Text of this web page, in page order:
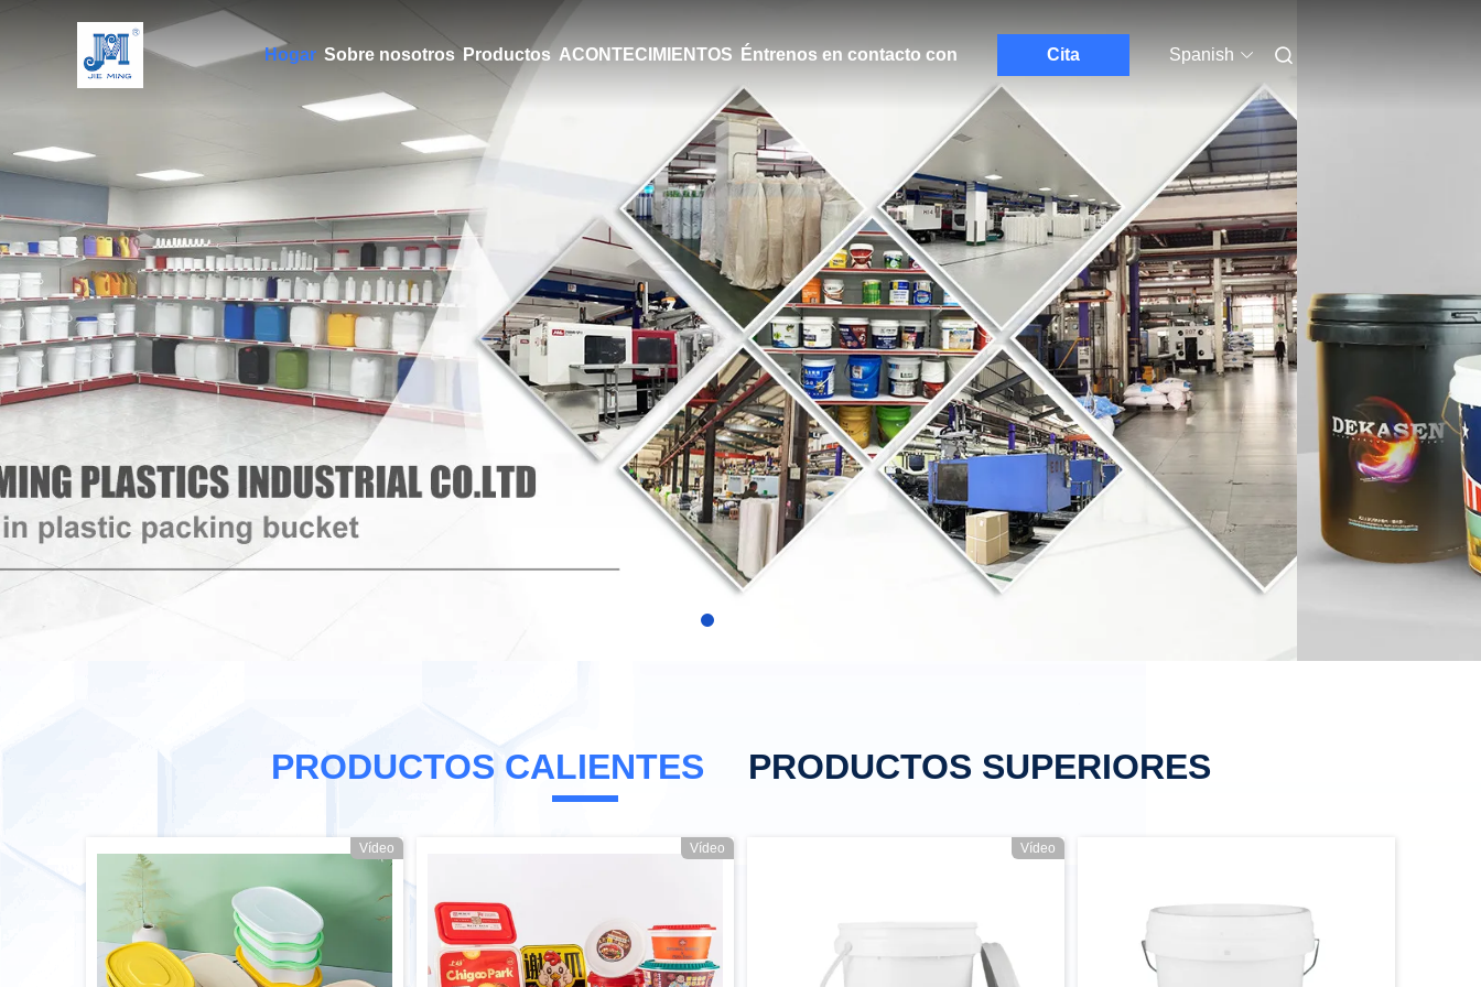
Hogar Sobre nosotros Productos ACONTECIMIENTOS Éntrenos en contacto con Cita Spanish
PRODUCTOS CALIENTES PRODUCTOS SUPERIORES
Vídeo Vídeo Vídeo